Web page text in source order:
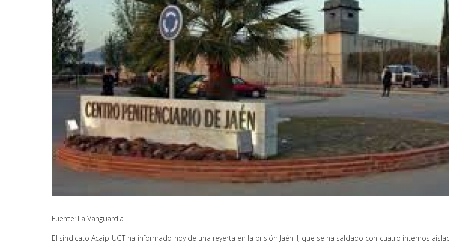
Fuente: La Vanguardia
El sindicato Acaip-UGT ha informado hoy de una reyerta en la prisión Jaén II, que se ha saldado con cuatro internos